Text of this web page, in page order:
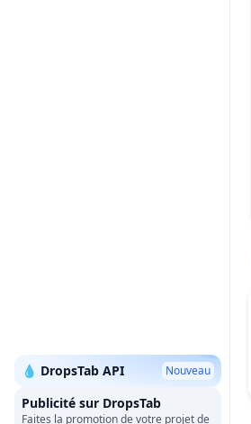
💧 DropsTab API Nouveau
Publicité sur DropsTab
Faites la promotion de votre projet de